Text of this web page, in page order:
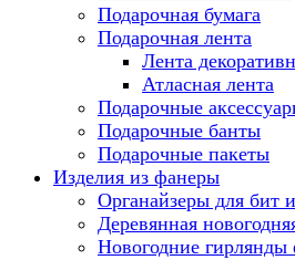
Подарочная бумага
Подарочная лента
Лента
Атласная лента
Подарочные
Подарочные банты
Подарочные пакеты
Изделия из фанеры
Органайзеры для бит
Деревянная
Новогодние